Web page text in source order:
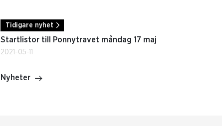
Tidigare nyhet
Startlistor till Ponnytravet måndag 17 maj
2021-05-11
Nyheter